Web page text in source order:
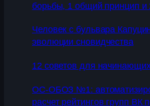
борьбы, 1 общий принцип и
Человек с бульвара
эволюции сновидчества
12 советов для
ОС-ОБОЗ №1:
расчет рейтингов групп ВК